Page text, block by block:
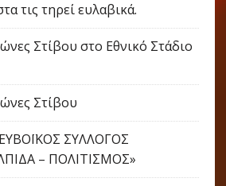
τις τηρεί ευλαβικά.
Στίβου στο Εθνικό Στάδιο
Στίβου
ΣΥΛΛΟΓΟΣ
– ΠΟΛΙΤΙΣΜΟΣ»